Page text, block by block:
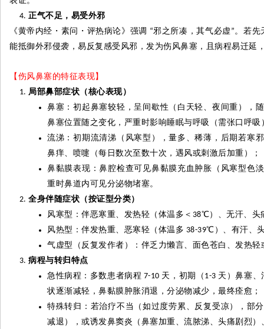
正气不足，易受外邪
《黄帝内经 ・ 素问 ・ 评热病论》强调 “邪之所凑，其气必虚”。若先
能抵御外邪侵袭，易反复感受风邪，发为伤风鼻塞，且病程易迁延
【伤风鼻塞的特征表现】
局部鼻部症状（核心表现）
鼻塞：初起鼻塞较轻，呈间歇性（白天轻、夜间重），
鼻塞位置随之变化，严重时影响睡眠与呼吸（需张口呼吸
流涕：初期流清涕（风寒型），量多、稀薄，后期若寒
鼻痒、喷嚏（每日数次至数十次，遇风或刺激后加重）；
鼻黏膜表现：鼻腔检查可见鼻黏膜充血肿胀（风寒型色
重时鼻道内可见分泌物堵塞。
全身伴随症状（按证型分类）
风寒型：伴恶寒重、发热轻（体温多＜ 38℃）、无汗、头
风热型：伴发热重、恶寒轻（体温多 38-39℃ ）、有汗、
气虚型（反复发作者）：伴乏力懒言、面色苍白、发热
病程与转归特点
急性病程：多数患者病程 7-10天，初期（ 1-3天）鼻塞、
状逐渐减轻，鼻黏膜肿胀消退，分泌物减少，最终痊愈；
特殊转归：若治疗不当（如过度劳累、反复受凉），部
减退），或诱发鼻窦炎（鼻塞加重、流脓涕、头痛剧烈